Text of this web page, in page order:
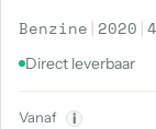
Benzine | 2020 |
Direct leverbaar
Vanaf i